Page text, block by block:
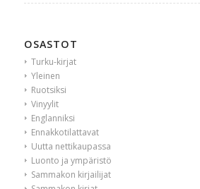
OSASTOT
Turku-kirjat
Yleinen
Ruotsiksi
Vinyylit
Englanniksi
Ennakkotilattavat
Uutta nettikaupassa
Luonto ja ympäristö
Sammakon kirjailijat